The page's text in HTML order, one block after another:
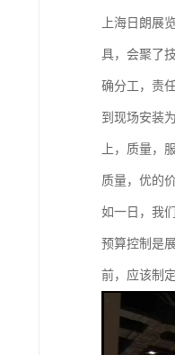
上海日朗展
具，会聚了
确分工，责
到现场安装
上，质量，
质量，优的
如一日，我
预算控制是
前，应该制